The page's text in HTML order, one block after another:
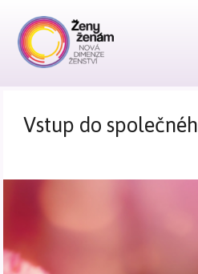
Vstup do